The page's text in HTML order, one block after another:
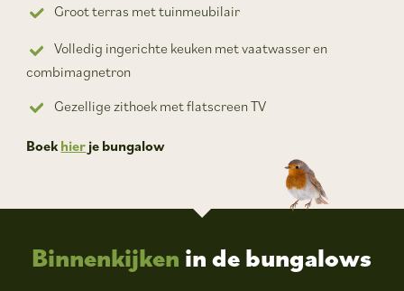
Groot terras met tuinmeubilair
Volledig ingerichte keuken met vaatwasser en
combimagnetron
Gezellige zithoek met flatscreen TV
Boek hier je bungalow
Binnenkijken in de bungalows